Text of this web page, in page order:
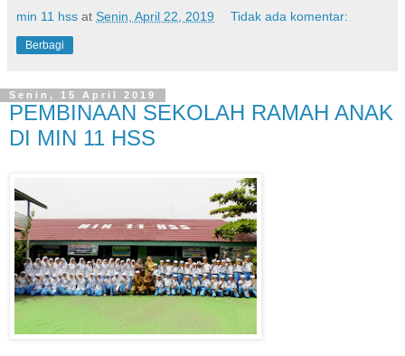
min 11 hss at Senin, April 22, 2019 Tidak ada komentar:
Berbagi
Senin, 15 April 2019
PEMBINAAN SEKOLAH RAMAH ANAK
DI MIN 11 HSS